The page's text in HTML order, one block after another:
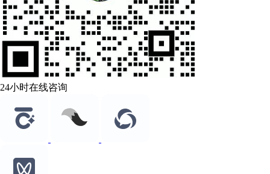
24小时在线咨询